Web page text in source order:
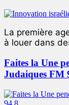
La première
à louer dans
Faites la Une
Judaiques FM